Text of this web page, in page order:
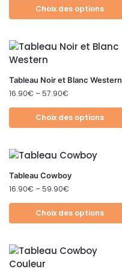
Choix des options
Tableau Noir et Blanc Western
16.90€ –57.90€
Choix des options
Tableau Cowboy
16.90€ –59.90€
Choix des options